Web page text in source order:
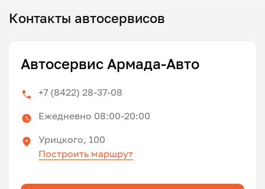
Контакты автосервисов
Автосервис Армада-Авто
+7 (8422) 28-37-08
Ежедневно 08:00-20:00
Урицкого, 100
Построить маршрут